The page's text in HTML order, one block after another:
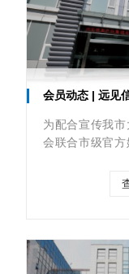
会员动态 | 远见
为配合宣传我
会联合市级官方
业和企业家。